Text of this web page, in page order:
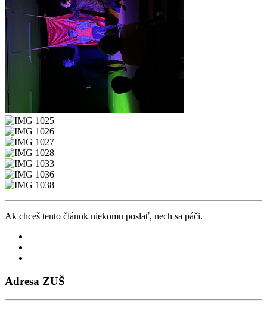
Ak chceš tento článok niekomu poslať, nech sa páči.
Adresa ZUŠ